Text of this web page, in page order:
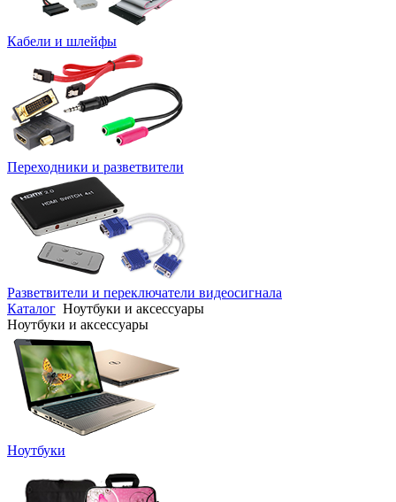
Кабели и шлейфы
Переходники и разветвители
Разветвители и переключатели видеосигнала
Каталог Ноутбуки и аксессуары
Ноутбуки и аксессуары
Ноутбуки